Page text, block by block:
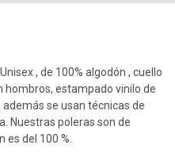
, de 100% algodón , cuello
estampado vinilo de
se usan técnicas de
Nuestras poleras son de
es del 100 %.